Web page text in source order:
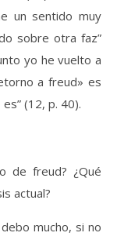
un sentido muy
sobre otra faz”
yo he vuelto a
a freud» es
(12, p. 40).
de freud? ¿Qué
actual?
mucho, si no